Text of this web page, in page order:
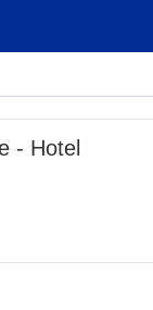
- Hotel